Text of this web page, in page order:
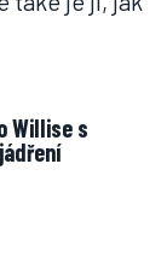
Willise s